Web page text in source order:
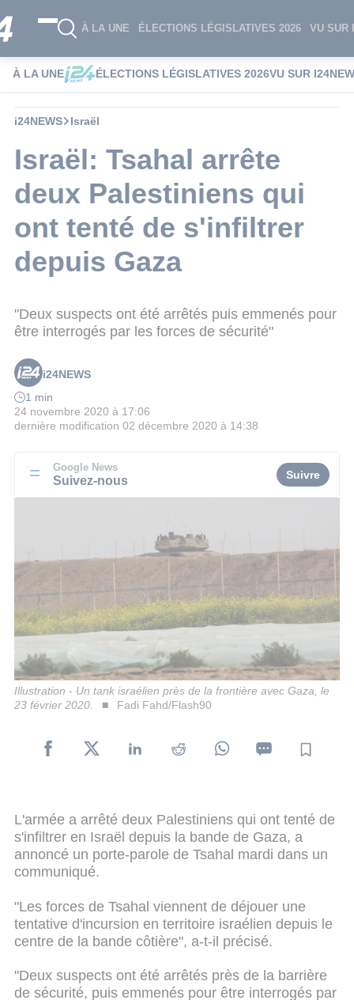
À LA UNE ÉLECTIONS LÉGISLATIVES 2026 VU SUR
À LA UNE ÉLECTIONS LÉGISLATIVES 2026VU SUR
i24NEWS Israël
Israël: Tsahal arrête
deux Palestiniens qui
ont tenté de s'infiltrer
depuis Gaza
"Deux suspects ont été arrêtés puis emmenés pour
être interrogés par les forces de sécurité"
i24NEWS
1 min
24 novembre 2020 à 17:06
dernière modification 02 décembre 2020 à 14:38
Google News
Suivez-nous Suivre
Illustration - Un tank israélien près de la frontière avec Gaza, le
23 février 2020.
Fadi Fahd/Flash90
L'armée a arrêté deux Palestiniens qui ont tenté de
s'infiltrer en Israël depuis la bande de Gaza, a
annoncé un porte-parole de Tsahal mardi dans un
communiqué.
"Les forces de Tsahal viennent de déjouer une
tentative d'incursion en territoire israélien depuis le
centre de la bande côtière", a-t-il précisé.
"Deux suspects ont été arrêtés près de la barrière
de sécurité, puis emmenés pour être interrogés par